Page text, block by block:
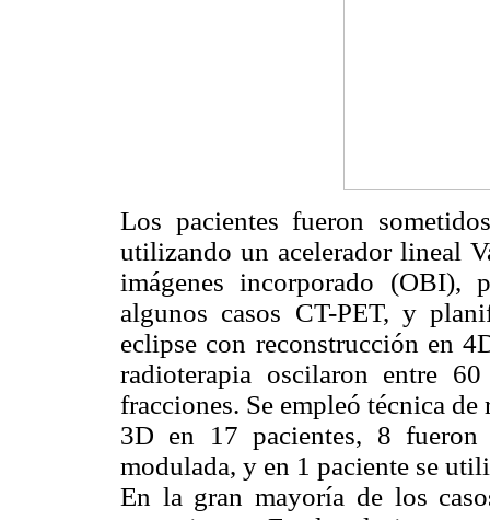
Los pacientes fueron
utilizando un acelerador lineal
imágenes incorporado
algunos casos CT-PET, y
eclipse con reconstrucción en
radioterapia oscilaron entre
fracciones. Se empleó técnica
3D en 17 pacientes, 8 fueron
modulada, y en 1 paciente se
En la gran mayoría de los